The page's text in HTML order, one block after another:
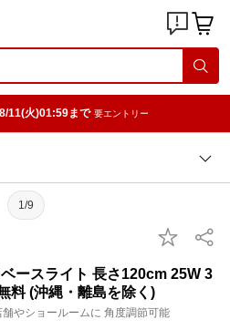
8/11(火)01:59まで 要エントリー
1/9
ースライト 長さ120cm 25W 3
料 (沖縄・離島を除く)
やショールームに 角度調節可能